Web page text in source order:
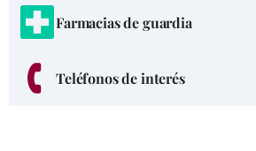
Farmacias de guardia
Teléfonos de interés